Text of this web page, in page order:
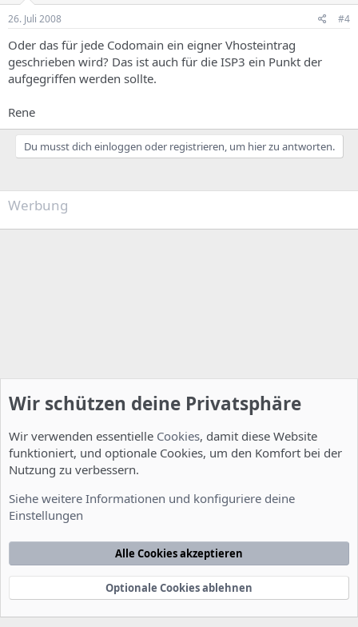
26. Juli 2008 #4
Oder das für jede Codomain ein eigner Vhosteintrag
geschrieben wird? Das ist auch für die ISP3 ein Punkt der
aufgegriffen werden sollte.
Rene
Du musst dich einloggen oder registrieren, um hier zu antworten.
Werbung
Nutzungsbedingungen Datenschutzerklärung
Startseite
e
Community platform by XenForo® © 2010-2022 XenForo Ltd.
xenDach©2010-2014
Wir schützen deine Privatsphäre
Wir verwenden essentielle Cookies, damit diese Website
funktioniert, und optionale Cookies, um den Komfort bei der
Nutzung zu verbessern.
Siehe weitere Informationen und konfiguriere deine
Einstellungen
Alle Cookies akzeptieren
Optionale Cookies ablehnen